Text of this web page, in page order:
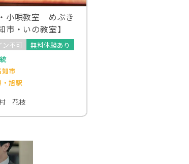
小唄教室 めぶき
市・いの教室】
ン不可
無料体験あり
市
旭駅
花枝